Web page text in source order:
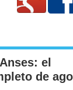
el
de